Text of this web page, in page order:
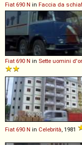
Fiat 690 N in Faccia da
Fiat 690 N in Sette uomini
Fiat 690 N in Celebrità, 1981